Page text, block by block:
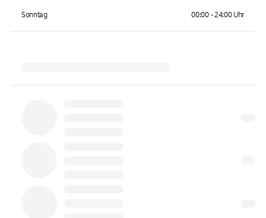
Sonntag 00:00 - 24:00 Uhr